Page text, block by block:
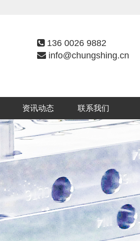
136 0026 9882
info@chungshing.cn
资讯动态 联系我们